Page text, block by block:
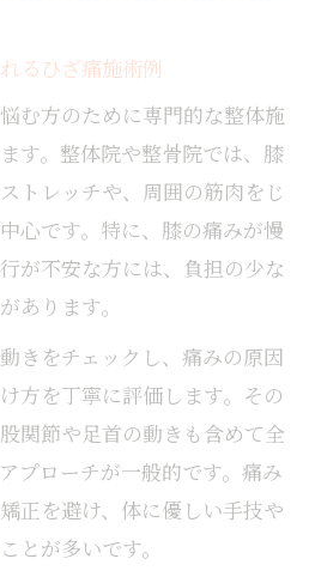
るひざ痛施術例
む方のために専門的な整体施
す。整体院や整骨院では、膝
トレッチや、周囲の筋肉をじ
心です。特に、膝の痛みが慢
が不安な方には、負担の少な
あります。
きをチェックし、痛みの原因
方を丁寧に評価します。その
関節や足首の動きも含めて全
プローチが一般的です。痛み
正を避け、体に優しい手技や
とが多いです。